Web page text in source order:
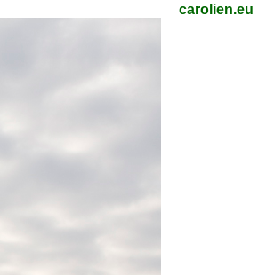
carolien.eu